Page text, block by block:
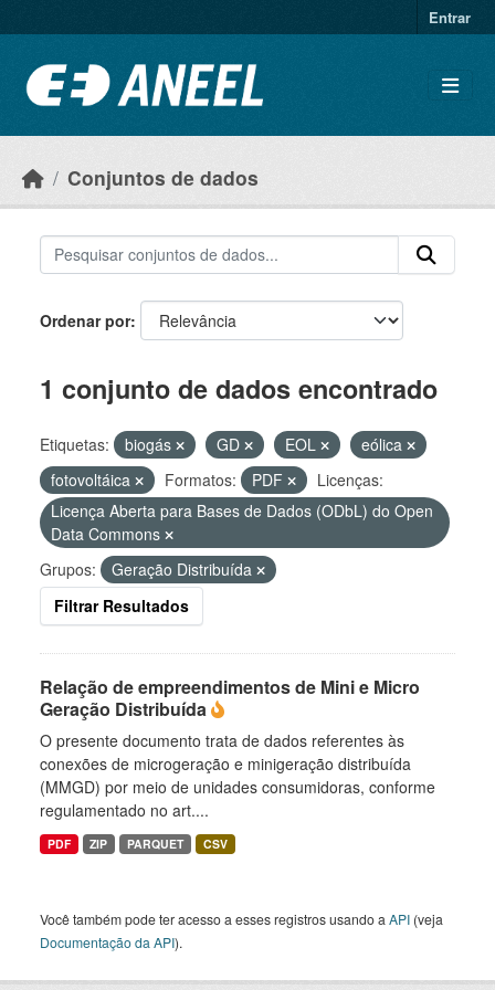
Entrar
Conjuntos de dados
Ordenar por
1 conjunto de dados encontrado
Etiquetas: biogás GD EOL
eólica
fotovoltáica
Formatos: PDF
Licenças:
Licença Aberta para Bases de Dados (ODbL) do Open
Data Commons
Grupos:
Geração Distribuída
Filtrar Resultados
Relação de empreendimentos de Mini e Micro
Geração Distribuída
O presente documento trata de dados referentes às
conexões de microgeração e minigeração distribuída
(MMGD) por meio de unidades consumidoras, conforme
regulamentado no art....
PDF ZIP PARQUET CSV
Você também pode ter acesso a esses registros usando a API (veja
Documentação da API).